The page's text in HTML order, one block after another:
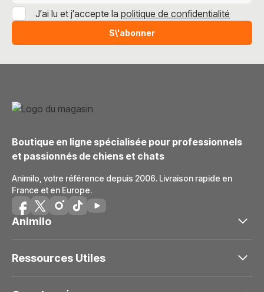
S\'abonner
J’ai lu et j’accepte la politique de confidentialité
Boutique en ligne spécialisée pour professionnels
et passionnés de chiens et chats
Animilo, votre référence depuis 2006. Livraison rapide en
France et en Europe.
Animilo
Ressources Utiles